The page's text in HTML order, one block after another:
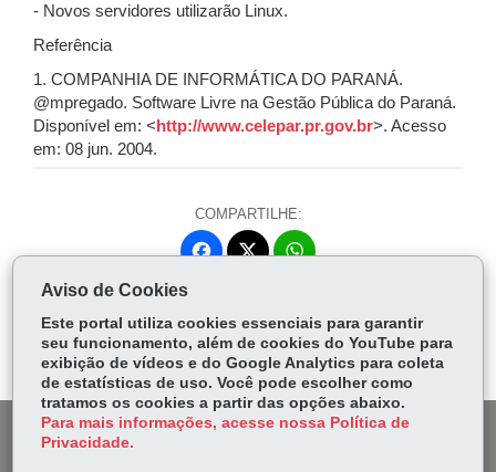
- Novos servidores utilizarão Linux.
Referência
1. COMPANHIA DE INFORMÁTICA DO PARANÁ.
@mpregado. Software Livre na Gestão Pública do Paraná.
Disponível em: < http://www.celepar.pr.gov.br>. Acesso
em: 08 jun. 2004.
COMPARTILHE:
Fa
ok
itt
er
W
Ap
p
DENUNCIE CORRUPÇÃO
Aviso de Cookies
Este portal utiliza cookies essenciais para garantir
seu funcionamento, além de cookies do YouTube para
exibição de vídeos e do Google Analytics para coleta
de estatísticas de uso. Você pode escolher como
tratamos os cookies a partir das opções abaixo.
Para mais informações, acesse nossa Política de
Privacidade.